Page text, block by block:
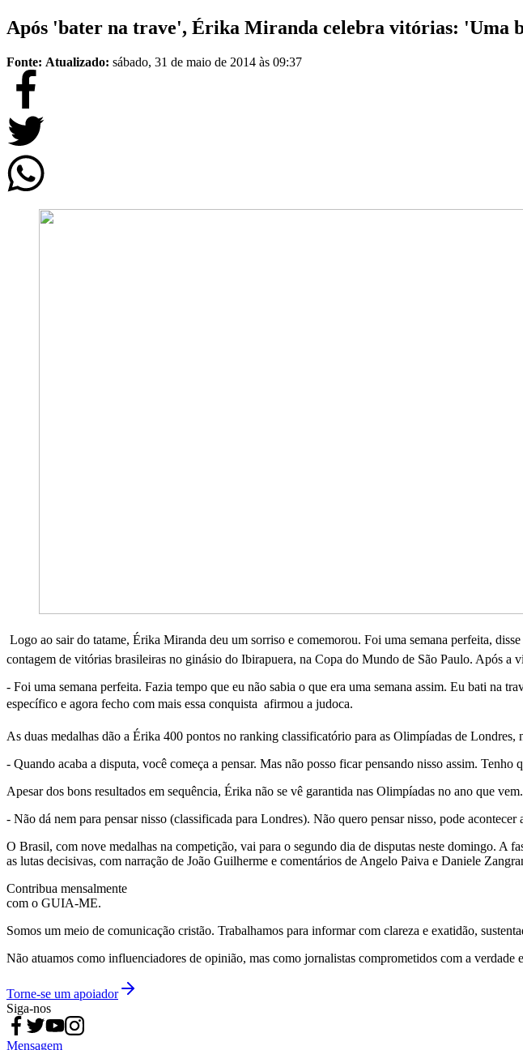
Após 'bater na trave', Érika Miranda celebra vitórias: 'Uma
Fonte: Atualizado: sábado, 31 de maio de 2014 às 09:37
Logo ao sair do tatame, Érika Miranda deu um sorriso e comemorou. Foi uma semana perfeita,
contagem de vitórias brasileiras no ginásio do Ibirapuera, na Copa do Mundo de São Paulo. Após
- Foi uma semana perfeita. Fazia tempo que eu não sabia o que era uma semana assim. Eu bati
específico e agora fecho com mais essa conquista  afirmou a judoca.
As duas medalhas dão a Érika 400 pontos no ranking classificatório para as Olimpíadas de
- Quando acaba a disputa, você começa a pensar. Mas não posso ficar pensando nisso assim.
Apesar dos bons resultados em sequência, Érika não se vê garantida nas Olimpíadas no ano que
- Não dá nem para pensar nisso (classificada para Londres). Não quero pensar nisso, pode
O Brasil, com nove medalhas na competição, vai para o segundo dia de disputas neste domingo. A
as lutas decisivas, com narração de João Guilherme e comentários de Angelo Paiva e Daniele
Contribua mensalmente
com o GUIA-ME.
Somos um meio de comunicação cristão. Trabalhamos para informar com clareza e exatidão,
Não atuamos como influenciadores de opinião, mas como jornalistas comprometidos com a verdade
Torne-se um apoiador
Siga-nos
Mensagem